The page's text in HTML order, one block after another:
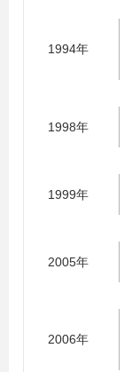
1994年
1998年
1999年
2005年
2006年